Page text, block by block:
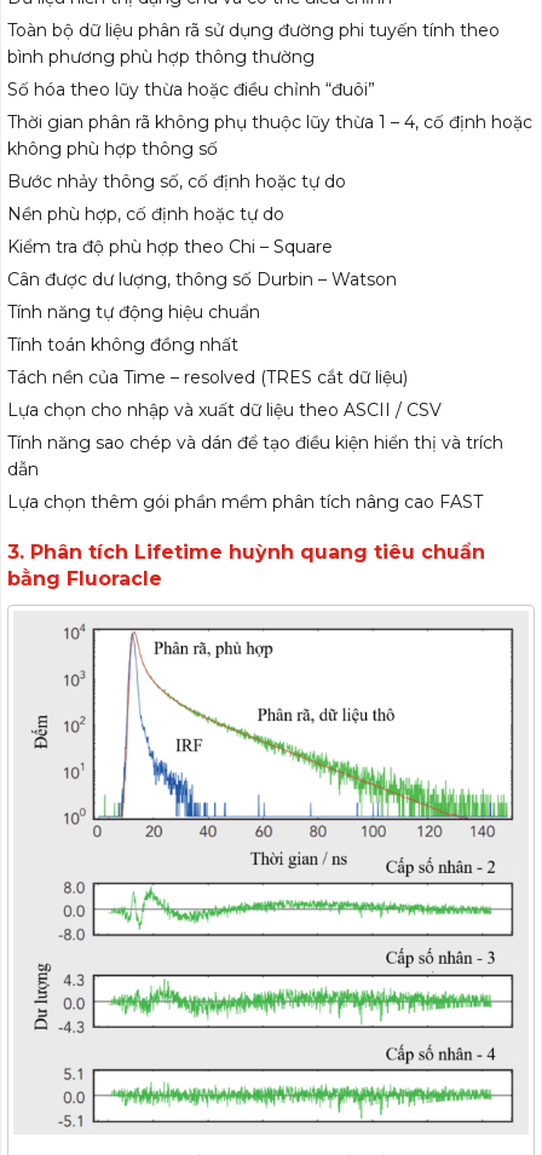
Toàn bộ dữ liệu phân rã sử dụng đường phi tuyến tính theo
bình phương phù hợp thông thường
Số hóa theo lũy thừa hoặc điều chỉnh “đuôi”
Thời gian phân rã không phụ thuộc lũy thừa 1 – 4, cố định hoặc
không phù hợp thông số
Bước nhảy thông số, cố định hoặc tự do
Nền phù hợp, cố định hoặc tự do
Kiểm tra độ phù hợp theo Chi – Square
Cân được dư lượng, thông số Durbin – Watson
Tính năng tự động hiệu chuẩn
Tính toán không đồng nhất
Tách nền của Time – resolved (TRES cắt dữ liệu)
Lựa chọn cho nhập và xuất dữ liệu theo ASCII / CSV
Tính năng sao chép và dán để tạo điều kiện hiển thị và trích
dẫn
Lựa chọn thêm gói phần mềm phân tích nâng cao FAST
3. Phân tích Lifetime huỳnh quang tiêu chuẩn
bằng Fluoracle